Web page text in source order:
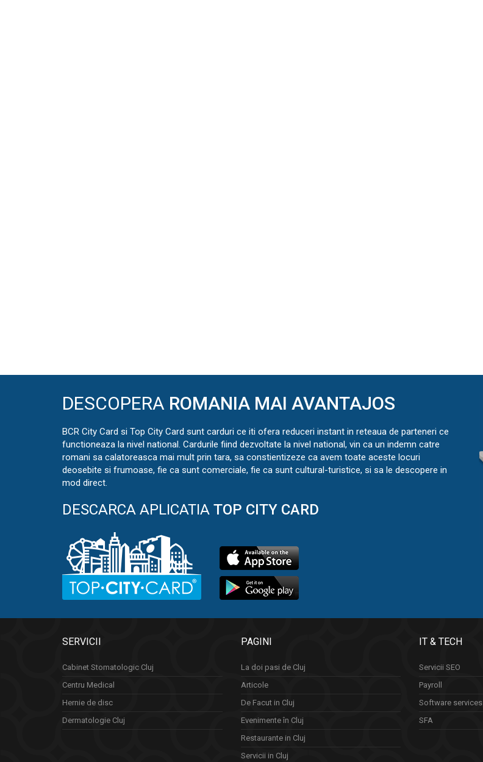
DESCOPERA ROMANIA MAI AVANTAJOS
BCR City Card si Top City Card sunt carduri ce iti ofera reduceri instant in reteaua de parteneri ce
functioneaza la nivel national. Cardurile fiind dezvoltate la nivel national, vin ca un indemn catre
romani sa calatoreasca mai mult prin tara, sa constientizeze ca avem toate aceste locuri
deosebite si frumoase, fie ca sunt comerciale, fie ca sunt cultural-turistice, si sa le descopere in
mod direct.
DESCARCA APLICATIA TOP CITY CARD
SERVICII
Cabinet Stomatologic Cluj
Centru Medical
Hernie de disc
Dermatologie Cluj
PAGINI
La doi pasi de Cluj
Articole
De Facut in Cluj
Evenimente în Cluj
Restaurante in Cluj
Servicii in Cluj
IT & TECH
Servicii SEO
Payroll
Software services
SFA